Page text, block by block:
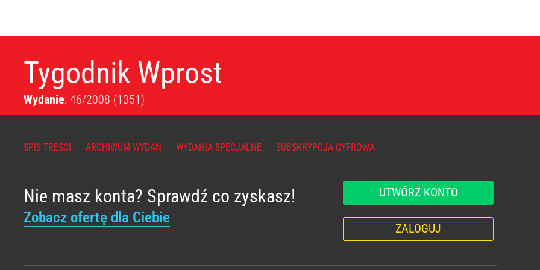
Tygodnik Wprost
Wydanie: 46/2008 (1351)
SPIS TREŚCI ARCHIWUM WYDAŃ WYDANIA SPECJALNE SUBSKRYPCJA CYFROWA
Nie masz konta? Sprawdź co zyskasz!
Zobacz ofertę dla Ciebie
UTWÓRZ KONTO
ZALOGUJ